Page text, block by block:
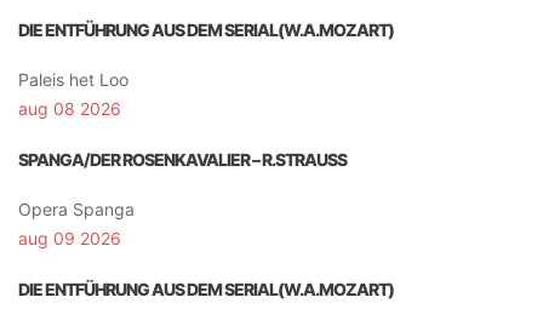
DIE ENTFÜHRUNG AUS DEM SERIAL(W.A.MOZART)
Paleis het Loo
aug 08 2026
SPANGA/DER ROSENKAVALIER – R.STRAUSS
Opera Spanga
aug 09 2026
DIE ENTFÜHRUNG AUS DEM SERIAL(W.A.MOZART)